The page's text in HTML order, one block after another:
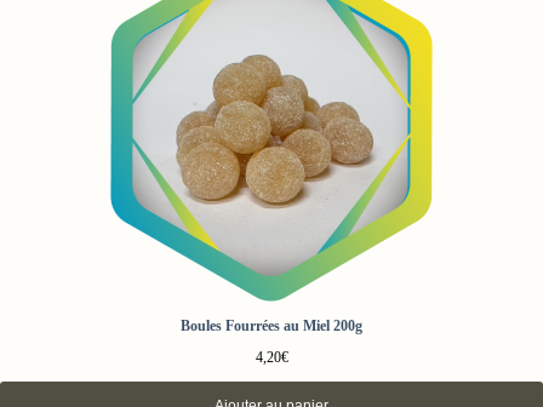
Boules Fourrées au Miel 200g
4,20€